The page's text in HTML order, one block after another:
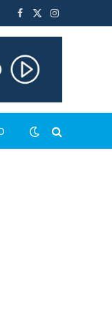
Facebook
X
Instagram